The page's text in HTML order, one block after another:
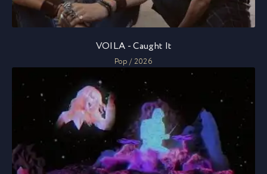
VOILA - Caught It
Pop / 2026